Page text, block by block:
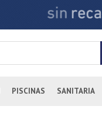
PISCINAS SANITARIA